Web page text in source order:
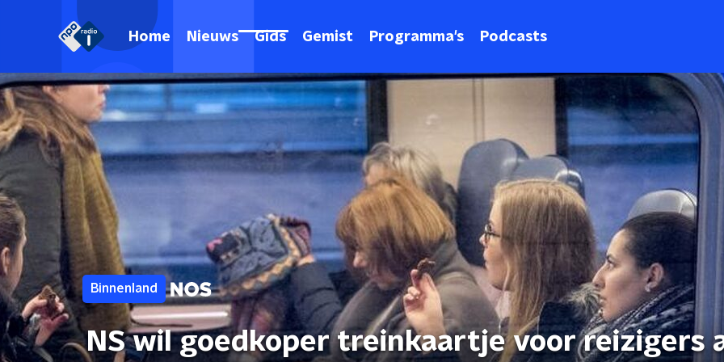
Home Nieuws Gids Gemist Programma's Podcasts
Binnenland
NS wil goedkoper treinkaartje voor reizigers